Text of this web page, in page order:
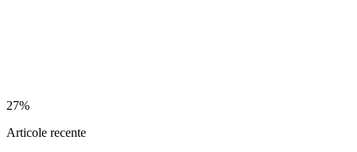
27%
Articole recente